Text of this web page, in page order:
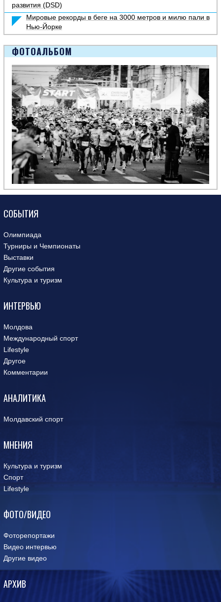
развития (DSD)
Мировые рекорды в беге на 3000 метров и милю пали в
Нью-Йорке
ФОТОАЛЬБОМ
СОБЫТИЯ
Олимпиада
Турниры и Чемпионаты
Выставки
Другие события
Культура и туризм
ИНТЕРВЬЮ
Молдова
Международный спорт
Lifestyle
Другое
Комментарии
АНАЛИТИКА
Молдавский спорт
МНЕНИЯ
Культура и туризм
Спорт
Lifestyle
ФОТО/ВИДЕО
Фоторепортажи
Видео интервью
Другие видео
АРХИВ